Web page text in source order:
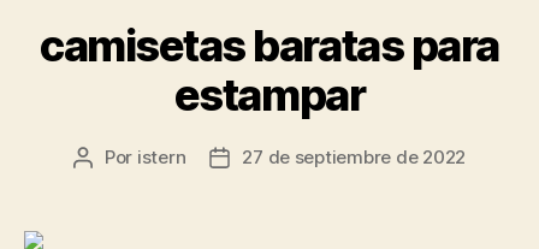
camisetas baratas para
estampar
Autor
Por istern
Fecha27 de septiembre de 2022